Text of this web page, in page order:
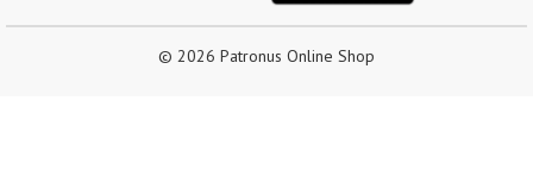
© 2026 Patronus Online Shop